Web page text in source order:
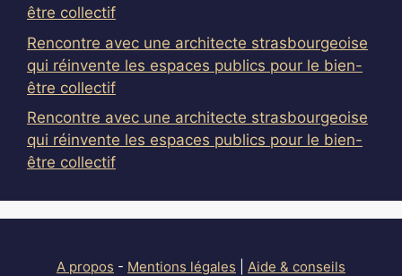
être collectif
Rencontre avec une architecte strasbourgeoise
qui réinvente les espaces publics pour le bien-
être collectif
Rencontre avec une architecte strasbourgeoise
qui réinvente les espaces publics pour le bien-
être collectif
A propos - Mentions légales
Aide & conseils